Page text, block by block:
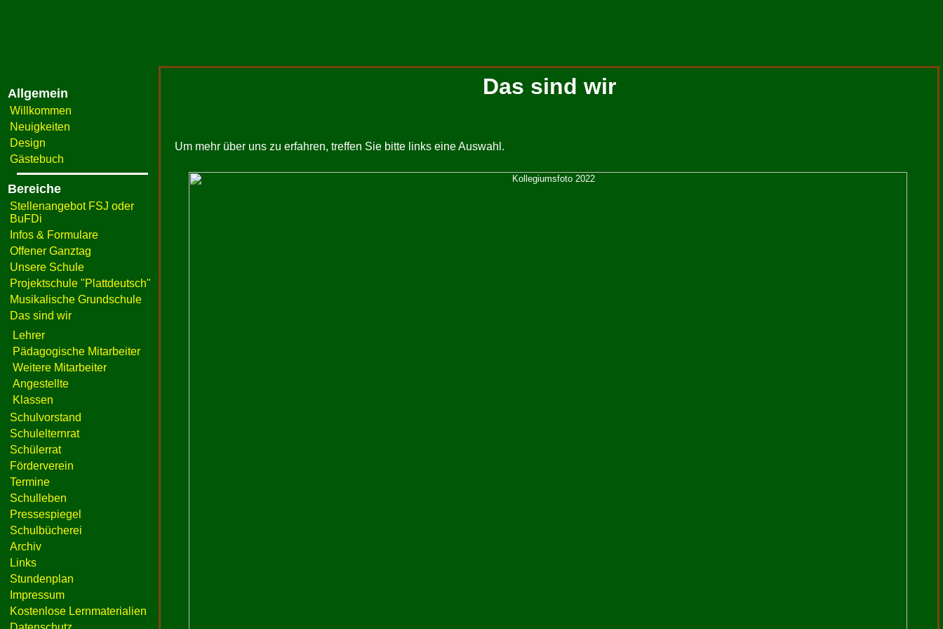
Allgemein
Willkommen
Neuigkeiten
Design
Gästebuch
Bereiche
Stellenangebot FSJ oder
BuFDi
Infos & Formulare
Offener Ganztag
Unsere Schule
Projektschule "Plattdeutsch"
Musikalische Grundschule
Das sind wir
Lehrer
Pädagogische Mitarbeiter
Weitere Mitarbeiter
Angestellte
Klassen
Schulvorstand
Schulelternrat
Schülerrat
Förderverein
Termine
Schulleben
Pressespiegel
Schulbücherei
Archiv
Links
Stundenplan
Impressum
Kostenlose Lernmaterialien
Das sind wir
Um mehr über uns zu erfahren, treffen Sie bitte links eine Auswahl.